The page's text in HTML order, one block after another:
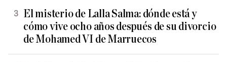
El misterio de Lalla Salma: dónde está y
cómo vive ocho años después de su divorcio
de Mohamed VI de Marruecos